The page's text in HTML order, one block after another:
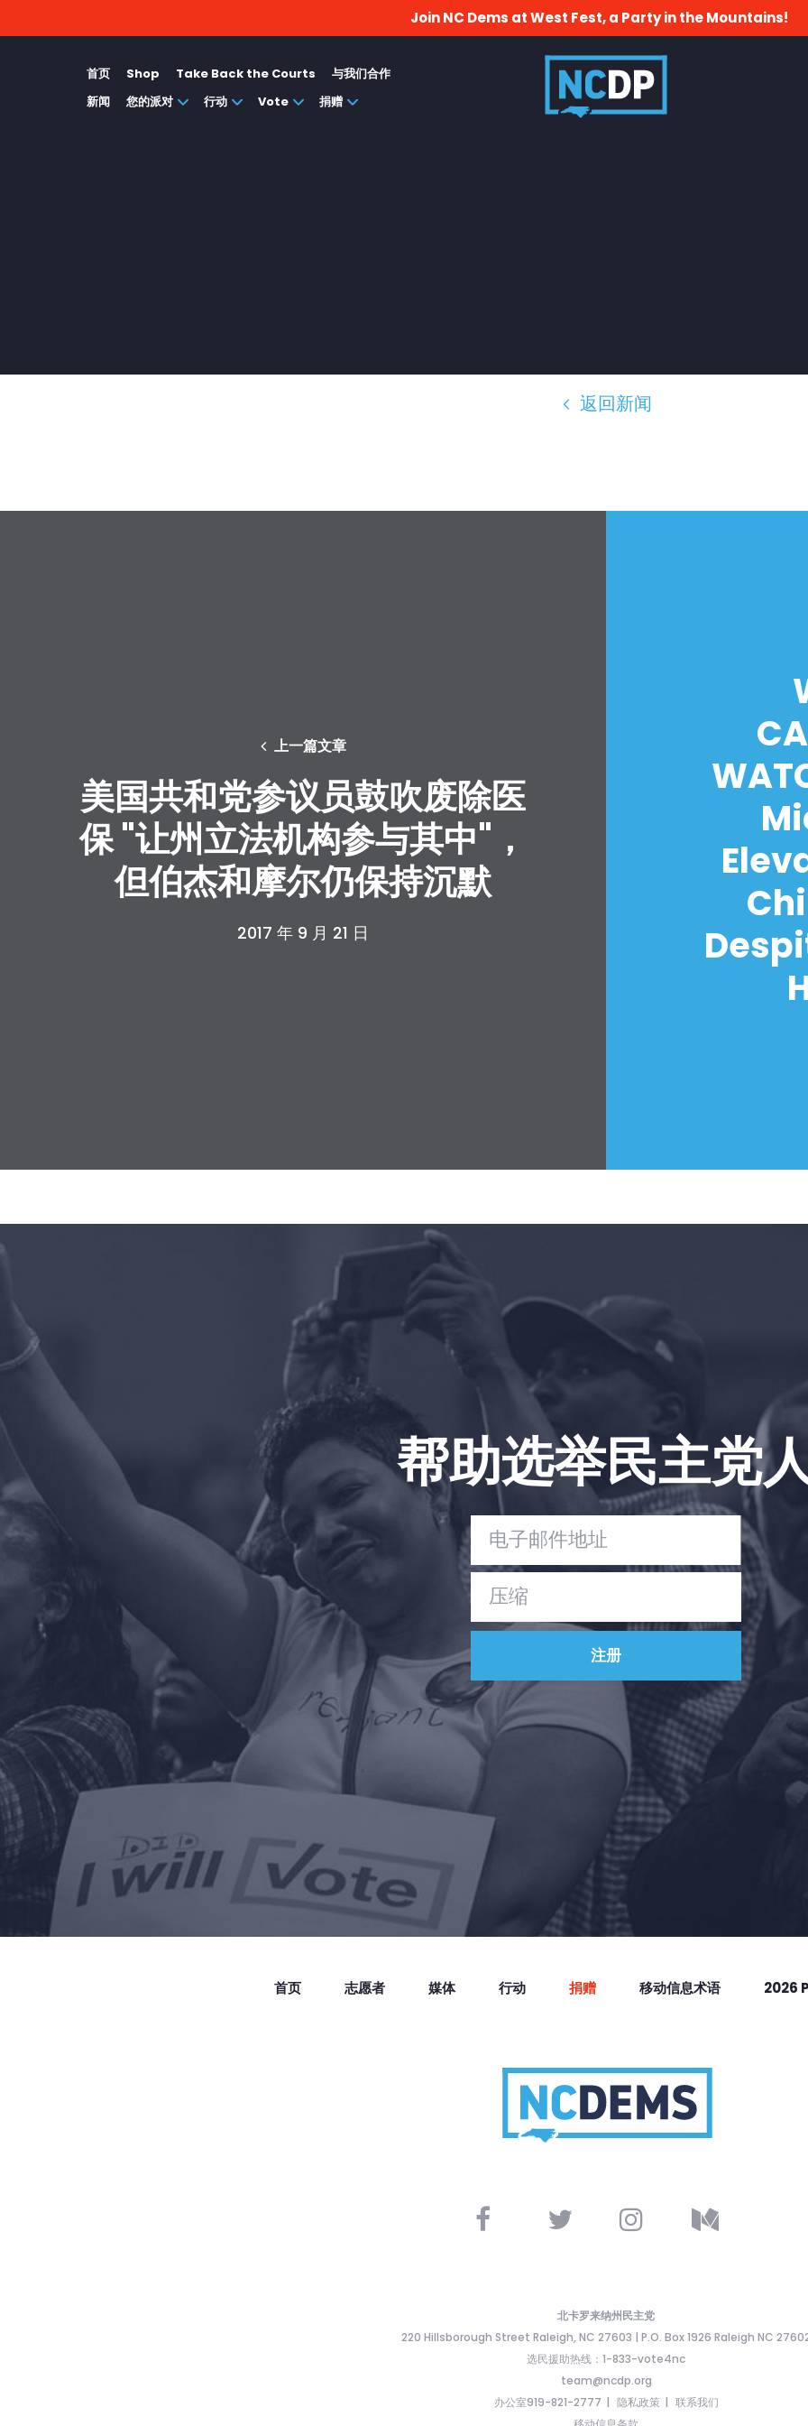
Take Back the Courts
与我们合作
新闻
捐赠
Join NC Dems at West Fest, a Party in the Mountains!
首页 Shop Take Back the Courts
与我们合作
新闻
您的派对 行动 Vote 捐赠
返回新闻
上一篇文章
美国共和党参议员鼓吹废除医
保 "让州立法机构参与其中"，
但伯杰和摩尔仍保持沉默
2017 年 9 月 21 日
帮助选举民主党
首页 志愿者 媒体 行动 捐赠 移动信息术语 2026
北卡罗来纳州民主党
220 Hillsborough Street Raleigh, NC 27603 | P.O. Box 1926 Raleigh NC
选民援助热线：1-833-vote4nc
team@ncdp.org
办公室919-821-2777
隐私政策
联系我们